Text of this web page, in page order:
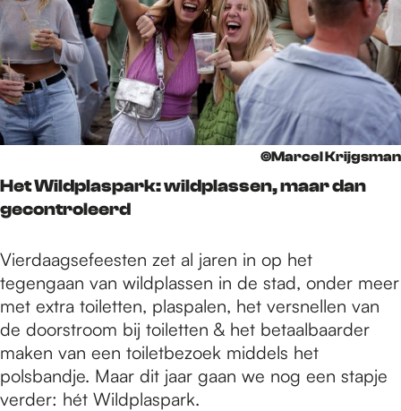
©Marcel Krijgsman
Het Wildplaspark: wildplassen, maar dan
gecontroleerd
Vierdaagsefeesten zet al jaren in op het
tegengaan van wildplassen in de stad, onder meer
met extra toiletten, plaspalen, het versnellen van
de doorstroom bij toiletten & het betaalbaarder
maken van een toiletbezoek middels het
polsbandje. Maar dit jaar gaan we nog een stapje
verder: hét Wildplaspark.